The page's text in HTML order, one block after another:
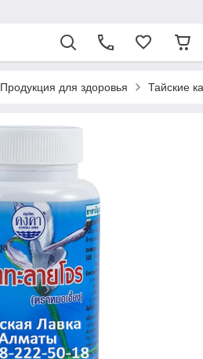
Продукция для здоровья Тайские